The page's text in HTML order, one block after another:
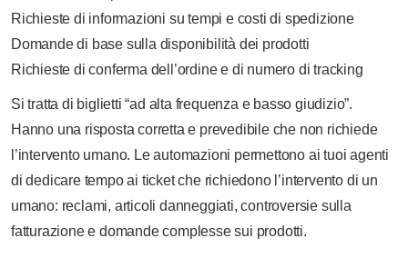
Richieste di informazioni su tempi e costi di spedizione
Domande di base sulla disponibilità dei prodotti
Richieste di conferma dell’ordine e di numero di tracking
Si tratta di biglietti “ad alta frequenza e basso giudizio”.
Hanno una risposta corretta e prevedibile che non richiede
l’intervento umano. Le automazioni permettono ai tuoi agenti
di dedicare tempo ai ticket che richiedono l’intervento di un
umano: reclami, articoli danneggiati, controversie sulla
fatturazione e domande complesse sui prodotti.